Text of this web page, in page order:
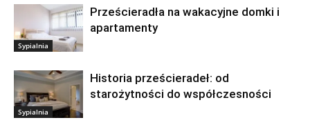
Sypialnia
Prześcieradła na wakacyjne domki i
apartamenty
Sypialnia
Historia prześcieradeł: od
starożytności do współczesności